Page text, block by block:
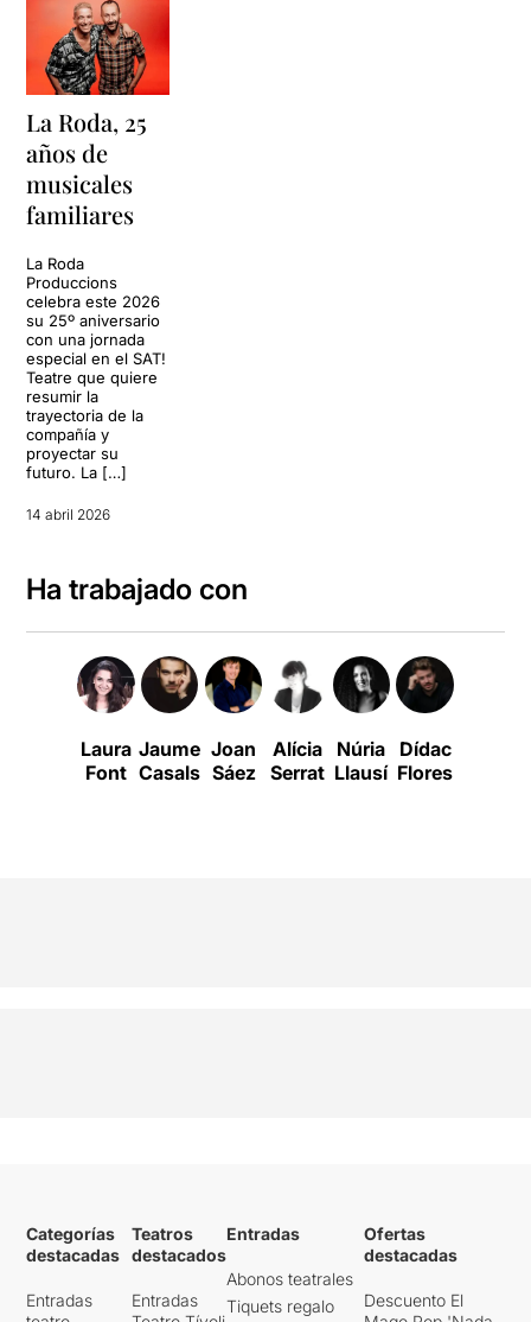
La Roda, 25
años de
musicales
familiares
La Roda
Produccions
celebra este 2026
su 25º aniversario
con una jornada
especial en el SAT!
Teatre que quiere
resumir la
trayectoria de la
compañía y
proyectar su
futuro. La […]
14 abril 2026
Ha trabajado con
Laura
Font
Jaume
Casals
Joan
Sáez
Alícia
Serrat
Núria
Llausí
Dídac
Flores
Categorías
destacadas
Entradas
Teatros
destacados
Entradas
Entradas
Abonos teatrales
Tiquets regalo
Ofertas
destacadas
Descuento El